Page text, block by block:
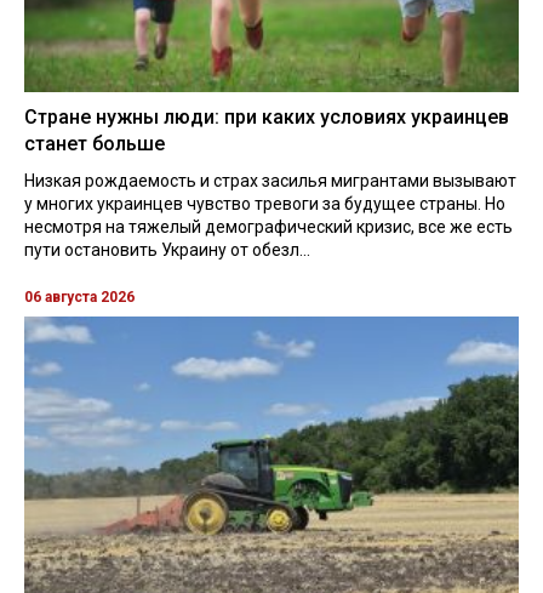
Стране нужны люди: при каких условиях украинцев
станет больше
Низкая рождаемость и страх засилья мигрантами вызывают
у многих украинцев чувство тревоги за будущее страны. Но
несмотря на тяжелый демографический кризис, все же есть
пути остановить Украину от обезл...
06 августа 2026